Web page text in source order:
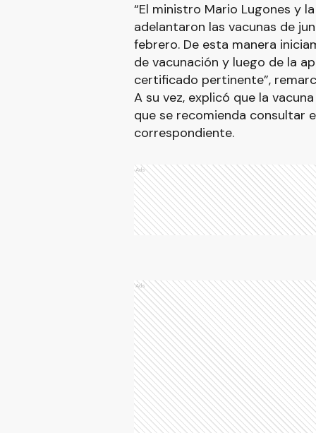
“El ministro Mario Lugones y
adelantaron las vacunas de
febrero. De esta manera
de vacunación y luego de la
certificado pertinente”,
A su vez, explicó que la
que se recomienda consultar
correspondiente.
Ads
Ads